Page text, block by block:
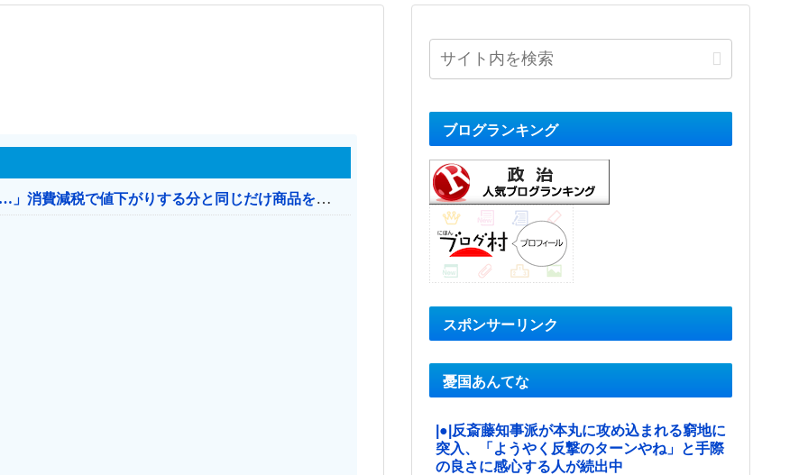
【消費税率1％】 「下げるのが筋なんですけど…」消費減税で値下がりする分と同じだけ商品を値上げして店頭価格を変えない店も
ブログランキング
スポンサーリンク
憂国あんてな
|●|反斎藤知事派が本丸に攻め込まれる窮地に
突入、「ようやく反撃のターンやね」と手際
の良さに感心する人が続出中